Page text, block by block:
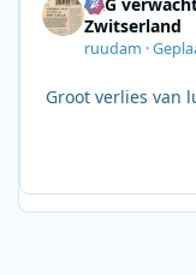
SRG
Zwitserland
ruudam ·
Groot verlies van